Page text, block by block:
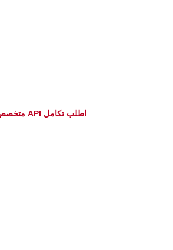
اطلب تكامل API متخصص